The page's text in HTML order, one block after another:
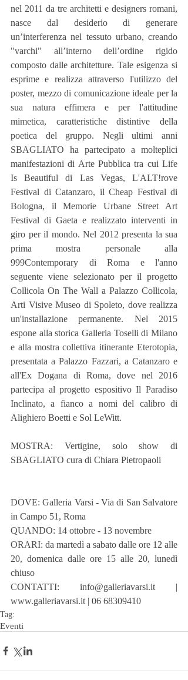
nel 2011 da tre architetti e designers romani,
nasce dal desiderio di generare
un’interferenza nel tessuto urbano, creando
"varchi" all’interno dell’ordine rigido
composto dalle architetture. Tale esigenza si
esprime e realizza attraverso l'utilizzo del
poster, mezzo di comunicazione ideale per la
sua natura effimera e per l'attitudine
mimetica, caratteristiche distintive della
poetica del gruppo. Negli ultimi anni
SBAGLIATO ha partecipato a molteplici
manifestazioni di Arte Pubblica tra cui Life
Is Beautiful di Las Vegas, L'ALT!rove
Festival di Catanzaro, il Cheap Festival di
Bologna, il Memorie Urbane Street Art
Festival di Gaeta e realizzato interventi in
giro per il mondo. Nel 2012 presenta la sua
prima mostra personale alla
999Contemporary di Roma e l'anno
seguente viene selezionato per il progetto
Collicola On The Wall a Palazzo Collicola,
Arti Visive Museo di Spoleto, dove realizza
un'installazione permanente. Nel 2015
espone alla storica Galleria Toselli di Milano
e alla mostra collettiva itinerante Eterotopia,
presentata a Palazzo Fazzari, a Catanzaro e
all'Ex Dogana di Roma, dove nel 2016
partecipa al progetto espositivo Il Paradiso
Inclinato, a fianco a nomi del calibro di
Alighiero Boetti e Sol LeWitt.
MOSTRA: Vertigine, solo show di
SBAGLIATO cura di Chiara Pietropaoli
DOVE: Galleria Varsi - Via di San Salvatore
in Campo 51, Roma
QUANDO: 14 ottobre - 13 novembre
ORARI: da martedì a sabato dalle ore 12 alle
20, domenica dalle ore 15 alle 20, lunedì
chiuso
CONTATTI: info@galleriavarsi.it |
www.galleriavarsi.it | 06 68309410
Tag:
Eventi